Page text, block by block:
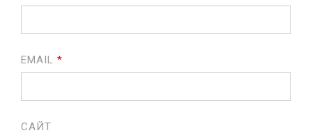
EMAIL *
САЙТ